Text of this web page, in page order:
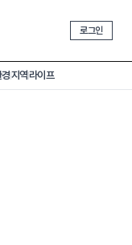
로그인
지역라이프